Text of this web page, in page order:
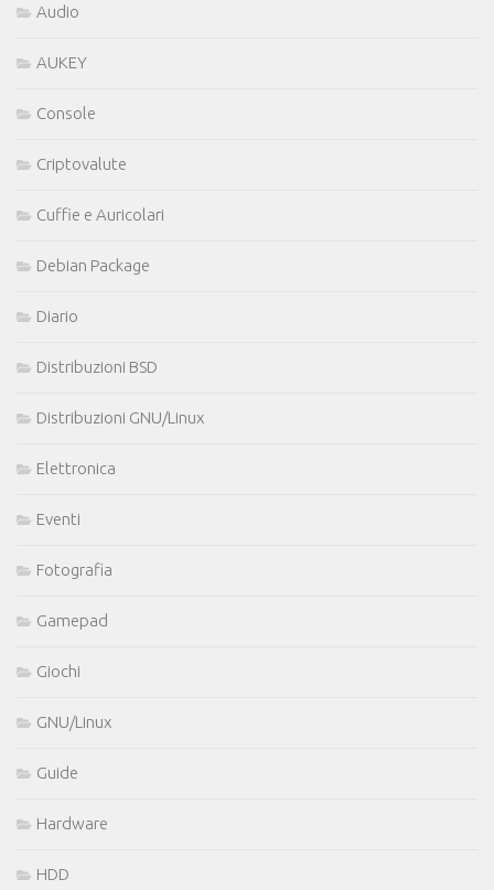
Audio
AUKEY
Console
Criptovalute
Cuffie e Auricolari
Debian Package
Diario
Distribuzioni BSD
Distribuzioni GNU/Linux
Elettronica
Eventi
Fotografia
Gamepad
Giochi
GNU/Linux
Guide
Hardware
HDD